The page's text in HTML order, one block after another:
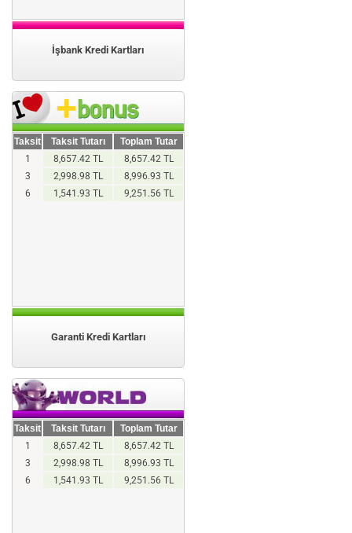
İşbank Kredi Kartları
Taksit Taksit Tutarı
Toplam Tutar
1
8,657.42 TL
8,657.42 TL
3
2,998.98 TL
8,996.93 TL
6
1,541.93 TL 9,251.56 TL
Garanti Kredi Kartları
Taksit Taksit Tutarı
Toplam Tutar
1
8,657.42 TL
8,657.42 TL
3
2,998.98 TL
8,996.93 TL
6
1,541.93 TL 9,251.56 TL